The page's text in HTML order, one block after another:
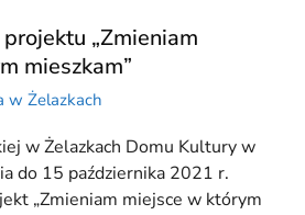
„Zmieniam
mieszkam”
w Żelazkach
w Żelazkach Domu Kultury w
do 15 października 2021 r.
„Zmieniam miejsce w którym